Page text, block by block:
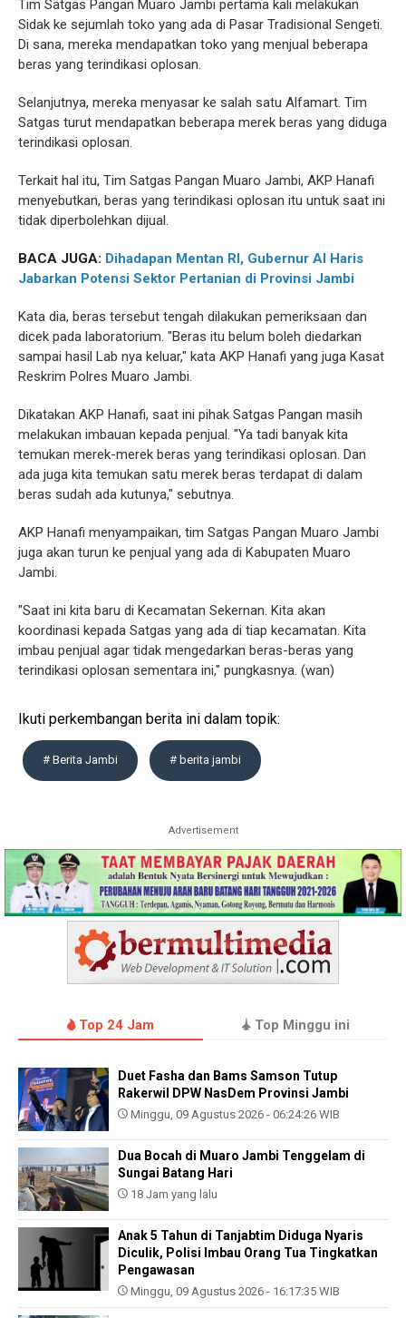
Tim Satgas Pangan Muaro Jambi pertama kali melakukan
Sidak ke sejumlah toko yang ada di Pasar Tradisional Sengeti.
Di sana, mereka mendapatkan toko yang menjual beberapa
beras yang terindikasi oplosan.
Selanjutnya, mereka menyasar ke salah satu Alfamart. Tim
Satgas turut mendapatkan beberapa merek beras yang diduga
terindikasi oplosan.
Terkait hal itu, Tim Satgas Pangan Muaro Jambi, AKP Hanafi
menyebutkan, beras yang terindikasi oplosan itu untuk saat ini
tidak diperbolehkan dijual.
BACA JUGA: Dihadapan Mentan RI, Gubernur Al Haris
Jabarkan Potensi Sektor Pertanian di Provinsi Jambi
Kata dia, beras tersebut tengah dilakukan pemeriksaan dan
dicek pada laboratorium. "Beras itu belum boleh diedarkan
sampai hasil Lab nya keluar," kata AKP Hanafi yang juga Kasat
Reskrim Polres Muaro Jambi.
Dikatakan AKP Hanafi, saat ini pihak Satgas Pangan masih
melakukan imbauan kepada penjual. "Ya tadi banyak kita
temukan merek-merek beras yang terindikasi oplosan. Dan
ada juga kita temukan satu merek beras terdapat di dalam
beras sudah ada kutunya," sebutnya.
AKP Hanafi menyampaikan, tim Satgas Pangan Muaro Jambi
juga akan turun ke penjual yang ada di Kabupaten Muaro
Jambi.
"Saat ini kita baru di Kecamatan Sekernan. Kita akan
koordinasi kepada Satgas yang ada di tiap kecamatan. Kita
imbau penjual agar tidak mengedarkan beras-beras yang
terindikasi oplosan sementara ini," pungkasnya. (wan)
Ikuti perkembangan berita ini dalam topik:
# Berita Jambi # berita jambi
Advertisement
Top 24 Jam Top Minggu ini
Duet Fasha dan Bams Samson Tutup
Rakerwil DPW NasDem Provinsi Jambi
Minggu, 09 Agustus 2026 - 06:24:26 WIB
Dua Bocah di Muaro Jambi Tenggelam di
Sungai Batang Hari
18 Jam yang lalu
Anak 5 Tahun di Tanjabtim Diduga Nyaris
Diculik, Polisi Imbau Orang Tua Tingkatkan
Pengawasan
Minggu, 09 Agustus 2026 - 16:17:35 WIB